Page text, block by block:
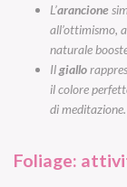
L’arancione
all’ottimismo,
naturale
Ilgiallo
il colore
di meditazione.
Foliage: